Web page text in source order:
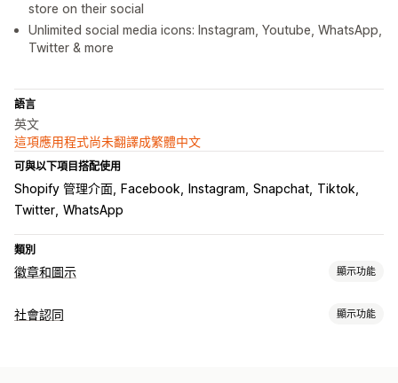
store on their social
Unlimited social media icons: Instagram, Youtube, WhatsApp,
Twitter & more
語言
英文
這項應用程式尚未翻譯成繁體中文
可與以下項目搭配使用
Shopify 管理介面 Facebook Instagram Snapchat Tiktok
Twitter WhatsApp
類別
徽章和圖示 顯示功能
圖示類型
社會認同 顯示功能